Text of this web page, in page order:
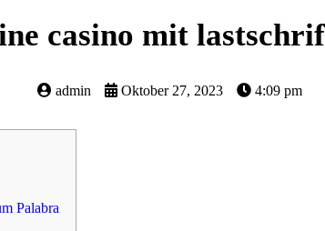
casino mit
admin Oktober 27, 2023 4:09 pm
Palabra